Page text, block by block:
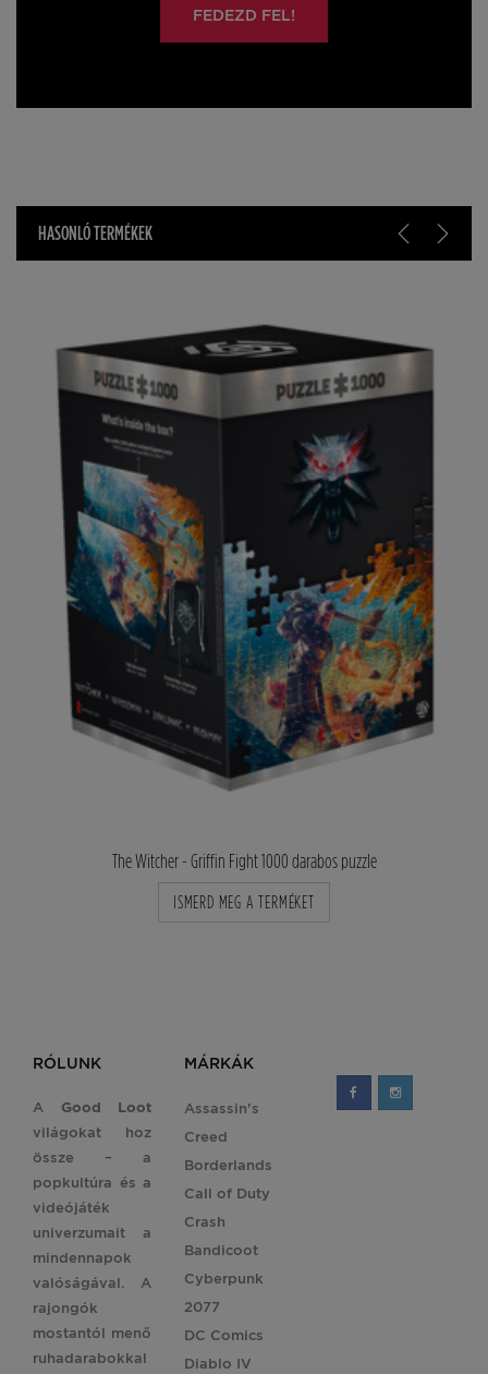
FEDEZD FEL!
HASONLÓ TERMÉKEK
The Witcher - Griffin Fight 1000 darabos puzzle
ISMERD MEG A TERMÉKET
RÓLUNK
A Good Loot
világokat hoz
össze – a
popkultúra és a
videójáték
univerzumait a
mindennapok
valóságával. A
rajongók
mostantól menő
ruhadarabokkal
MÁRKÁK
Assassin's
Creed
Borderlands
Call of Duty
Crash
Bandicoot
Cyberpunk
2077
DC Comics
Diablo IV